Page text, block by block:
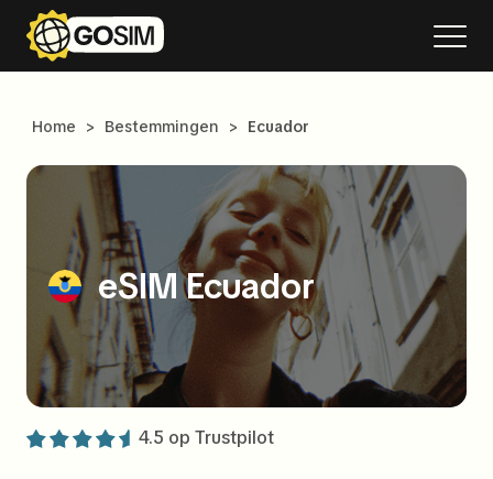
Home > Bestemmingen > Ecuador
eSIM Ecuador
4.5 op Trustpilot